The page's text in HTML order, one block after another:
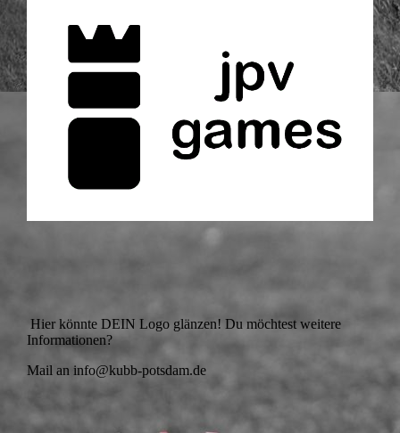
Hier könnte DEIN Logo glänzen! Du möchtest weitere
Informationen?
Mail an info@kubb-potsdam.de